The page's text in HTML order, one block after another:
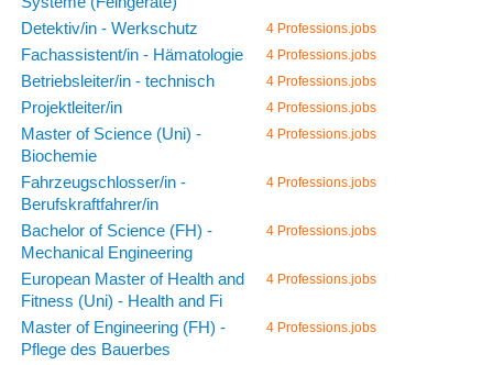
Detektiv/in - Werkschutz
4 Professions.jobs
Fachassistent/in - Hämatologie 4 Professions.jobs
Betriebsleiter/in - technisch 4 Professions.jobs
Projektleiter/in 4 Professions.jobs
Master of Science (Uni) -
Biochemie
4 Professions.jobs
Fahrzeugschlosser/in -
Berufskraftfahrer/in
4 Professions.jobs
Bachelor of Science (FH) -
Mechanical Engineering
4 Professions.jobs
European Master of Health and
Fitness (Uni) - Health and Fi
4 Professions.jobs
Master of Engineering (FH) -
Pflege des Bauerbes
4 Professions.jobs